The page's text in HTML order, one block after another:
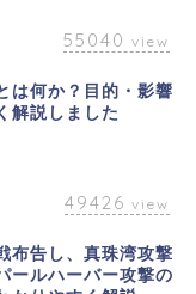
55040 view
は何か？目的・影響
解説しました
49426 view
布告し、真珠湾攻撃
ールハーバー攻撃の